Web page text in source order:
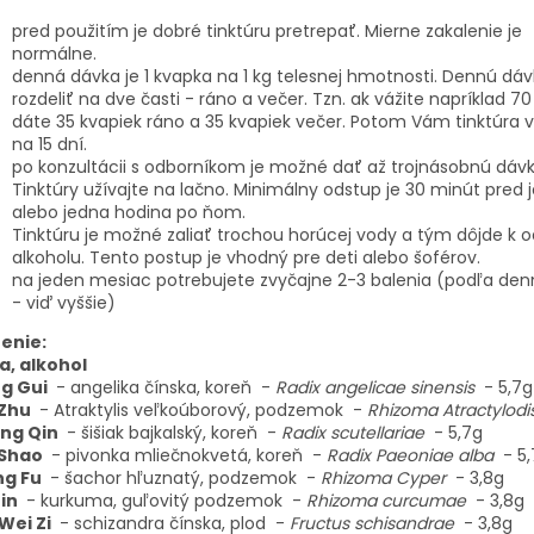
pred použitím je dobré tinktúru pretrepať. Mierne zakalenie je
normálne.
denná dávka je 1 kvapka na 1 kg telesnej hmotnosti. Dennú
rozdeliť na dve časti - ráno a večer. Tzn. ak vážite napríklad 70
dáte 35 kvapiek ráno a 35 kvapiek večer. Potom Vám tinktúra
na 15 dní.
po konzultácii s odborníkom je možné dať až trojnásobnú
Tinktúry užívajte na lačno. Minimálny odstup je 30 minút pred
alebo jedna hodina po ňom.
Tinktúru je možné zaliať trochou horúcej vody a tým dôjde k
alkoholu. Tento postup je vhodný pre deti alebo šoférov.
na jeden mesiac potrebujete zvyčajne 2-3 balenia (podľa
- viď vyššie)
alkohol
Gui - angelika čínska, koreň - Radix angelicae sinensis -
- Atraktylis veľkoúborový, podzemok - Rhizoma
Qin - šišiak bajkalský, koreň - Radix scutellariae - 5,7g
- pivonka mliečnokvetá, koreň - Radix Paeoniae alba -
Fu - šachor hľuznatý, podzemok - Rhizoma Cyper - 3,8g
- kurkuma, guľovitý podzemok - Rhizoma curcumae - 3,8g
Zi - schizandra čínska, plod - Fructus schisandrae - 3,8g